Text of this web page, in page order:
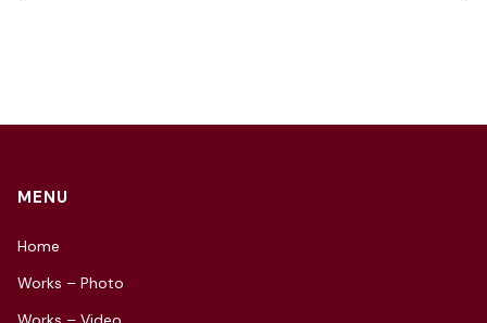
MENU
Home
Works – Photo